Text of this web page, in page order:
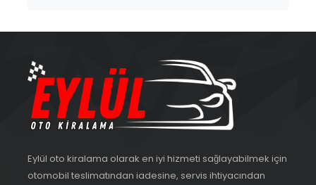
Eylül oto kiralama olarak en iyi hizmeti sağlayabilmek için
otomobil teslimatından iadesine, servis ihtiyacından